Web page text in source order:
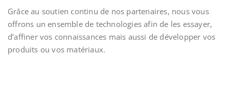
Grâce au soutien continu de nos partenaires, nous vous
offrons un ensemble de technologies afin de les essayer,
d’affiner vos connaissances mais aussi de développer vos
produits ou vos matériaux.